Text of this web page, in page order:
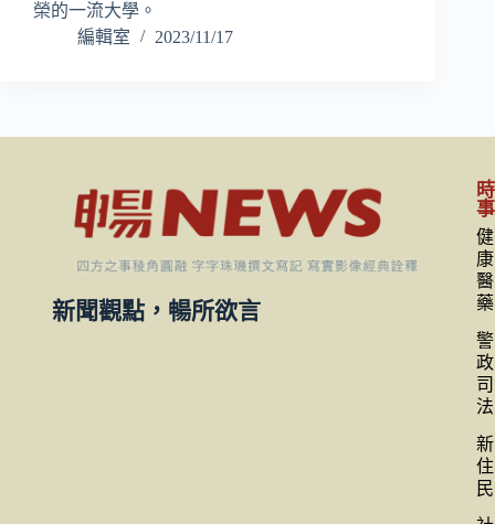
榮的一流大學。
編輯室
2023/11/17
新聞觀點，暢所欲言
時
事
健
康
醫
藥
警
政
司
法
新
住
民